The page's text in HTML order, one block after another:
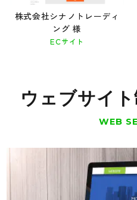
株式会社シナノトレーディ
ング 様
ECサイト
ウェブサイ
WEB